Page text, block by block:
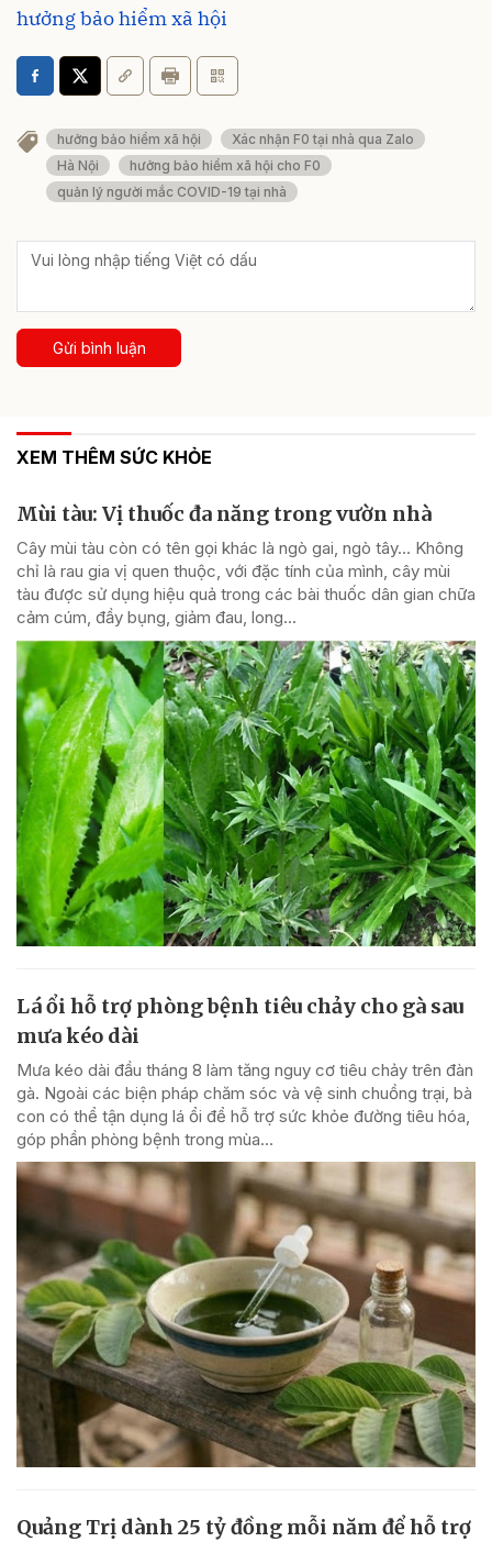
hưởng bảo hiểm xã hội
hưởng bảo hiểm xã hội
Xác nhận F0 tại nhà qua Zalo
Hà Nội
hưởng bảo hiểm xã hội cho F0
quản lý người mắc COVID-19 tại nhà
Gửi bình luận
XEM THÊM SỨC KHỎE
Mùi tàu: Vị thuốc đa năng trong vườn nhà
Cây mùi tàu còn có tên gọi khác là ngò gai, ngò tây… Không
chỉ là rau gia vị quen thuộc, với đặc tính của mình, cây mùi
tàu được sử dụng hiệu quả trong các bài thuốc dân gian chữa
cảm cúm, đầy bụng, giảm đau, long...
Lá ổi hỗ trợ phòng bệnh tiêu chảy cho gà sau
mưa kéo dài
Mưa kéo dài đầu tháng 8 làm tăng nguy cơ tiêu chảy trên đàn
gà. Ngoài các biện pháp chăm sóc và vệ sinh chuồng trại, bà
con có thể tận dụng lá ổi để hỗ trợ sức khỏe đường tiêu hóa,
góp phần phòng bệnh trong mùa...
Quảng Trị dành 25 tỷ đồng mỗi năm để hỗ trợ